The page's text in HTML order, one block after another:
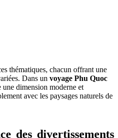
thématiques, chacun offrant une
Dans un voyage Phu Quoc
dimension moderne et
avec les paysages naturels de
des divertissements